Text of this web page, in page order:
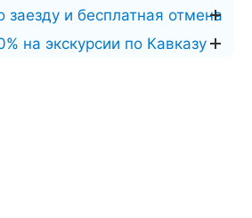
заезду и бесплатная отмена
на экскурсии по Кавказу